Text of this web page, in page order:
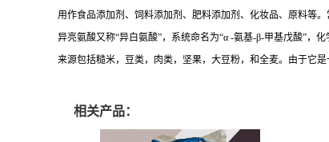
用作食品添加剂、饲料添加剂、肥料添加剂、化妆品、原料等
异亮氨酸又称“异白氨酸”，系统命名为“α -氨基-β-甲基戊酸”，
来源包括糙米，豆类，肉类，坚果，大豆粉，和全麦。由于它
相关产品：